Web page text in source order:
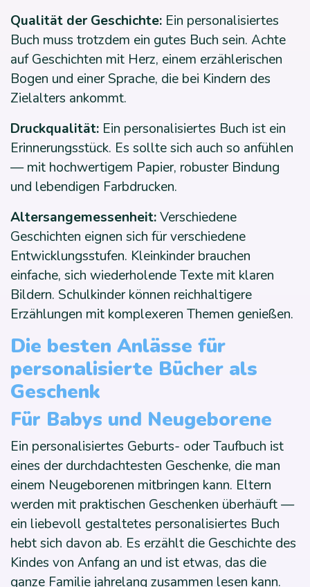
Qualität der Geschichte: Ein personalisiertes
Buch muss trotzdem ein gutes Buch sein. Achte
auf Geschichten mit Herz, einem erzählerischen
Bogen und einer Sprache, die bei Kindern des
Zielalters ankommt.
Druckqualität: Ein personalisiertes Buch ist ein
Erinnerungsstück. Es sollte sich auch so anfühlen
— mit hochwertigem Papier, robuster Bindung
und lebendigen Farbdrucken.
Altersangemessenheit:Verschiedene
Geschichten eignen sich für verschiedene
Entwicklungsstufen. Kleinkinder brauchen
einfache, sich wiederholende Texte mit klaren
Bildern. Schulkinder können reichhaltigere
Erzählungen mit komplexeren Themen genießen.
Die besten Anlässe für
personalisierte Bücher als
Geschenk
Für Babys und Neugeborene
Ein personalisiertes Geburts- oder Taufbuch ist
eines der durchdachtesten Geschenke, die man
einem Neugeborenen mitbringen kann. Eltern
werden mit praktischen Geschenken überhäuft —
ein liebevoll gestaltetes personalisiertes Buch
hebt sich davon ab. Es erzählt die Geschichte des
Kindes von Anfang an und ist etwas, das die
ganze Familie jahrelang zusammen lesen kann.